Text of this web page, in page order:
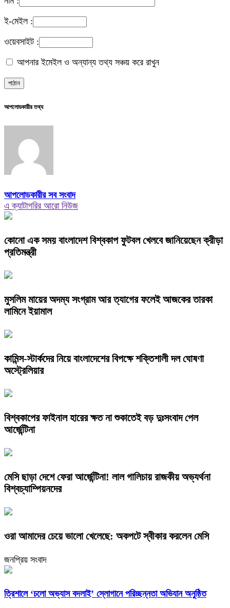
ই-মেইল :
ওয়েবসাইট :
আপনার ইমেইল ও অন্যান্য তথ্য সঞ্চয় করে রাখুন
আপলোডকারীর তথ্য
আপলোডকারীর সব সংবাদ
এ ক্যাটাগরির আরো নিউজ
কোনো এক সময় বাংলাদেশ বিশ্বকাপ ফুটবল খেলবে জানিয়েছেন ক্রীড়া
প্রতিমন্ত্রী
মুসলিম মায়ের অদম্য সংগ্রাম আর ত্যাগের ফলেই আজকের তারকা
লামিনে ইয়ামাল
কামিন্স-স্টার্কদের নিয়ে বাংলাদেশের বিপক্ষে শক্তিশালী দল ঘোষণা
অস্ট্রেলিয়ার
বিশ্বকাপের ফাইনাল হারের ক্ষত না শুকাতেই বড় দুঃসংবাদ পেল
আর্জেন্টিনা
​মেসি ছাড়া দেশে ফেরা আর্জেন্টিনা! লাল গালিচায় রাজকীয় অভ্যর্থনা
বিশ্বচ্যাম্পিয়নদের
​ওরা আমাদের চেয়ে ভালো খেলেছে: অকপটে স্বীকার করলেন মেসি
জনপ্রিয় সংবাদ
‎ত্রিশালে ‘চলো অভ্যাস বদলাই’ স্লোগানে পরিচ্ছন্নতা অভিযান অনুষ্ঠিত